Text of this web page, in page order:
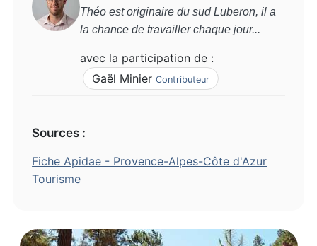
Théo est originaire du sud Luberon, il a
la chance de travailler chaque jour...
avec la participation de :
Gaël MinierContributeur
Sources :
Fiche Apidae - Provence-Alpes-Côte d'Azur
Tourisme